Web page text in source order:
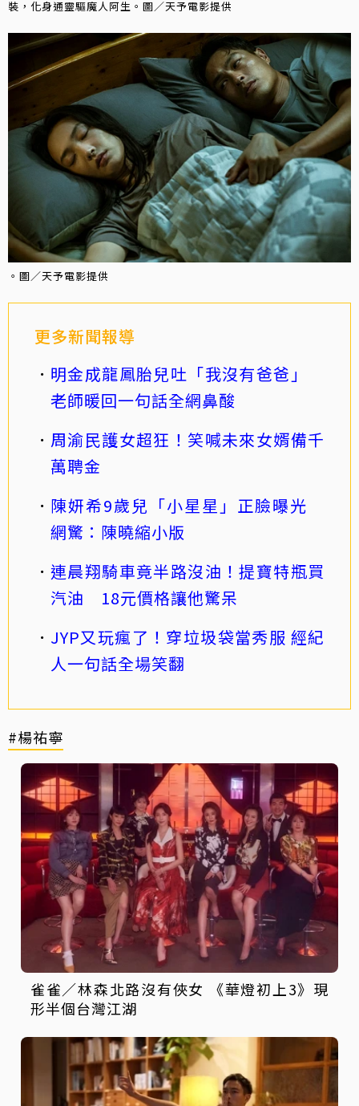
裝，化身通靈驅魔人阿生。圖／天予電影提供
。圖／天予電影提供
更多新聞報導
明金成龍鳳胎兒吐「我沒有爸爸」
老師暖回一句話全網鼻酸
周渝民護女超狂！笑喊未來女婿備千
萬聘金
陳妍希9歲兒「小星星」正臉曝光
網驚：陳曉縮小版
連晨翔騎車竟半路沒油！提寶特瓶買
汽油 18元價格讓他驚呆
JYP又玩瘋了！穿垃圾袋當秀服 經紀
人一句話全場笑翻
#楊祐寧
雀雀／林森北路沒有俠女 《華燈初上3》現
形半個台灣江湖